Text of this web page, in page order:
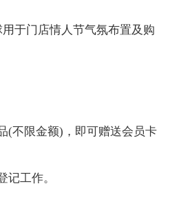
于门店情人节气氛布置及购
限金额)，即可赠送会员卡
工作。